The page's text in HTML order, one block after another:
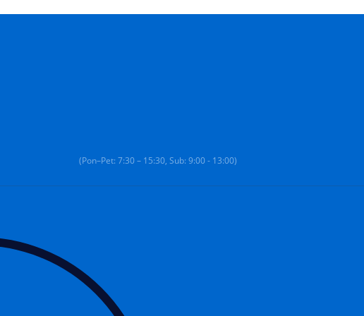
(Pon–Pet: 7:30 – 15:30, Sub: 9:00 - 13:00)